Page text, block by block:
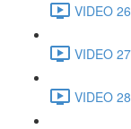
VIDEO
VIDEO
VIDEO